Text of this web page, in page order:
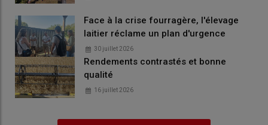
Face à la crise fourragère, l'élevage
laitier réclame un plan d'urgence
30 juillet 2026
Rendements contrastés et bonne
qualité
16 juillet 2026